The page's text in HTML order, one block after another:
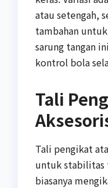
atau setengah,
tambahan
sarung tangan
kontrol bola
Tali
Tali pengikat
untuk
biasanya